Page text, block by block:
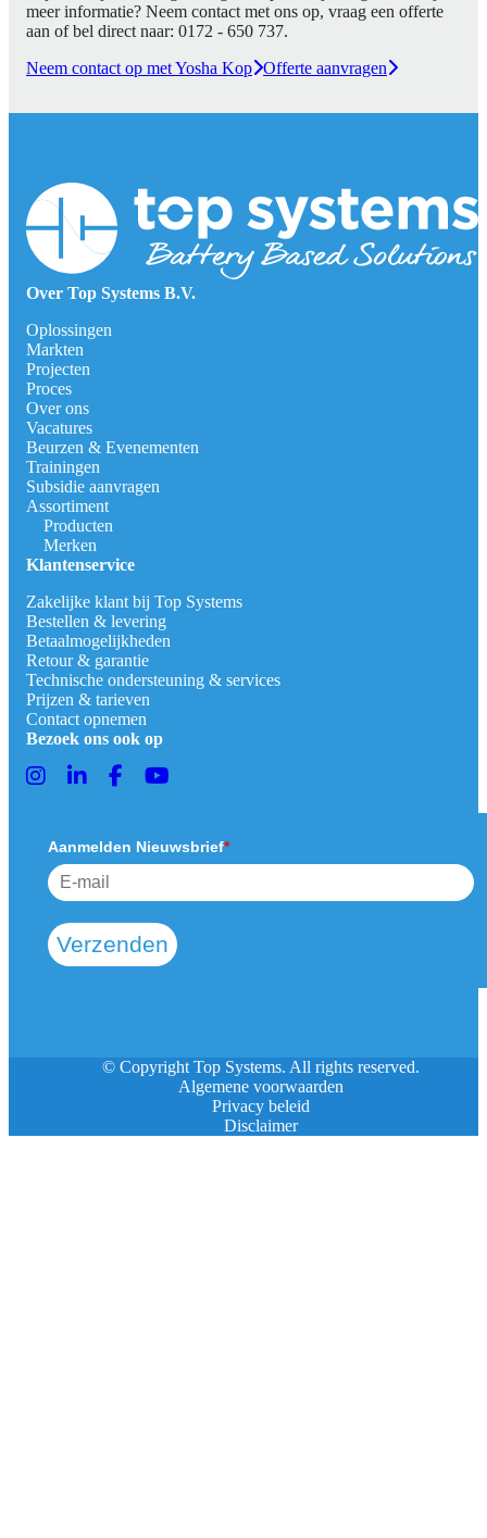
meer informatie? Neem contact met ons op, vraag een offerte
aan of bel direct naar: 0172 - 650 737.
Neem contact op met Yosha Kop Offerte aanvragen
Over Top Systems B.V.
Oplossingen
Markten
Projecten
Proces
Over ons
Vacatures
Beurzen & Evenementen
Trainingen
Subsidie aanvragen
Assortiment
Producten
Merken
Klantenservice
Zakelijke klant bij Top Systems
Bestellen & levering
Betaalmogelijkheden
Retour & garantie
Technische ondersteuning & services
Prijzen & tarieven
Contact opnemen
Bezoek ons ook op
Aanmelden Nieuwsbrief*
Verzenden
© Copyright Top Systems. All rights reserved.
Algemene voorwaarden
Privacy beleid
Disclaimer